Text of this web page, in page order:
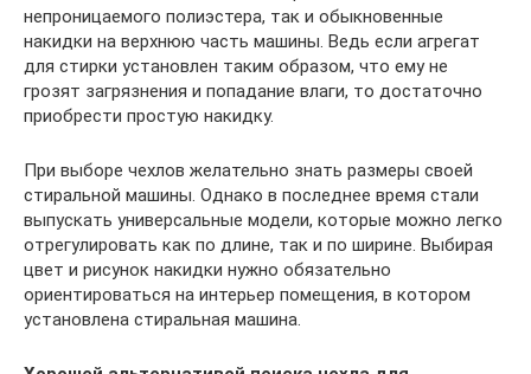
непроницаемого полиэстера, так и обыкновенные
накидки на верхнюю часть машины. Ведь если агрегат
для стирки установлен таким образом, что ему не
грозят загрязнения и попадание влаги, то достаточно
приобрести простую накидку.
При выборе чехлов желательно знать размеры своей
стиральной машины. Однако в последнее время стали
выпускать универсальные модели, которые можно легко
отрегулировать как по длине, так и по ширине. Выбирая
цвет и рисунок накидки нужно обязательно
ориентироваться на интерьер помещения, в котором
установлена стиральная машина.